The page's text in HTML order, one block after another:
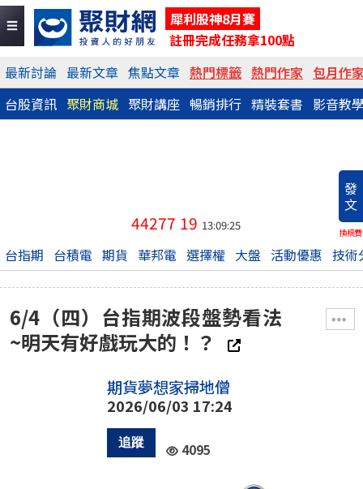
犀利股神8月賽
註冊完成任務拿100點
最新討論 最新文章 焦點文章 熱門標籤 熱門作家 包月作
台股資訊 聚財商城 聚財講座 暢銷排行 精裝套書 影音教
發
文
換稿費
44277 19 13:09:25
台指期 台積電 期貨 華邦電 選擇權 大盤 活動優惠 技術
6/4（四）台指期波段盤勢看法
~明天有好戲玩大的！？
期貨夢想家掃地僧
2026/06/03 17:24
4095